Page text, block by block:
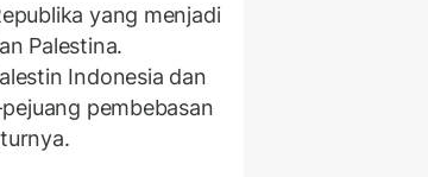
yang menjadi
Palestina.
Indonesia dan
pembebasan